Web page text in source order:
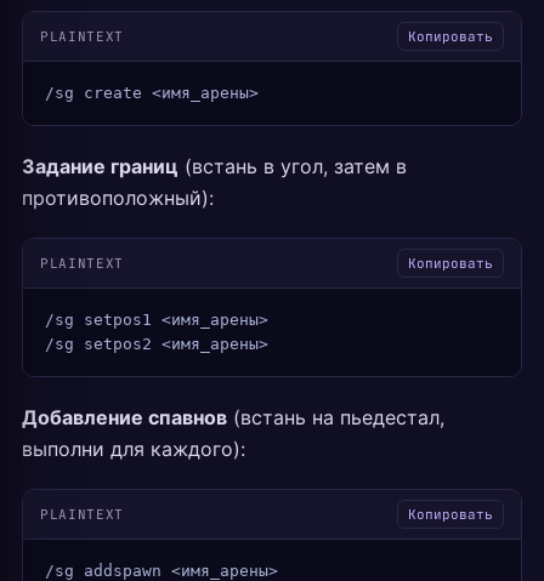
PLAINTEXT Копировать
/sg create <имя_арены>
Задание границ (встань в угол, затем в
противоположный):
PLAINTEXT Копировать
/sg setpos1 <имя_арены>
/sg setpos2 <имя_арены>
Добавление спавнов (встань на пьедестал,
выполни для каждого):
PLAINTEXT Копировать
/sg addspawn <имя_арены>